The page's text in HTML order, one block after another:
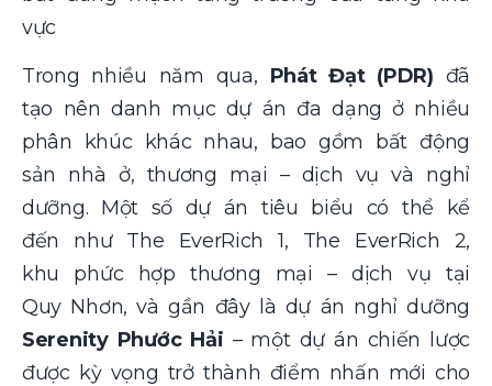
vực
Trong nhiều năm qua, Phát Đạt (PDR) đã
tạo nên danh mục dự án đa dạng ở nhiều
phân khúc khác nhau, bao gồm bất động
sản nhà ở, thương mại – dịch vụ và nghỉ
dưỡng. Một số dự án tiêu biểu có thể kể
đến như The EverRich 1, The EverRich 2,
khu phức hợp thương mại – dịch vụ tại
Quy Nhơn, và gần đây là dự án nghỉ dưỡng
Serenity Phước Hải – một dự án chiến lược
được kỳ vọng trở thành điểm nhấn mới cho